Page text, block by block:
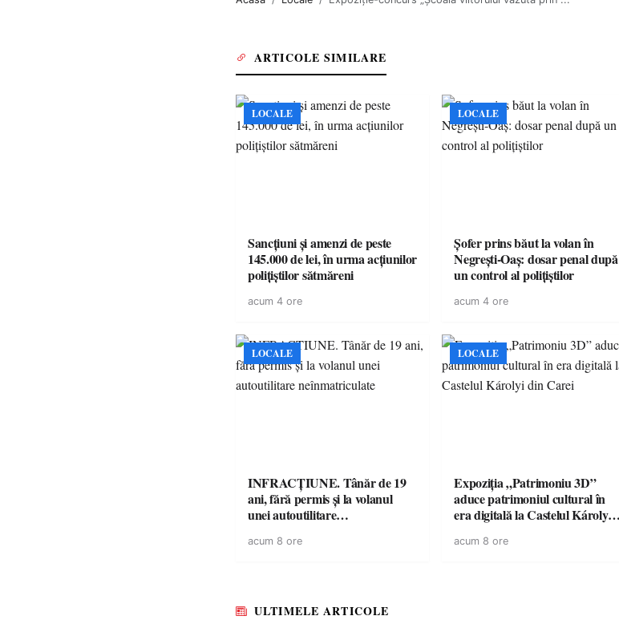
ARTICOLE SIMILARE
LOCALE
Sancțiuni și amenzi de peste
145.000 de lei, în urma acțiunilor
polițiștilor sătmăreni
acum 4 ore
LOCALE
Șofer prins băut la volan în
Negrești-Oaș: dosar penal după
un control al polițiștilor
acum 4 ore
LOCALE
INFRACȚIUNE. Tânăr de 19
ani, fără permis și la volanul
unei autoutilitare
acum 8 ore
LOCALE
Expoziția „Patrimoniu 3D”
aduce patrimoniul cultural în
era digitală la Castelul Károlyi
acum 8 ore
ULTIMELE ARTICOLE